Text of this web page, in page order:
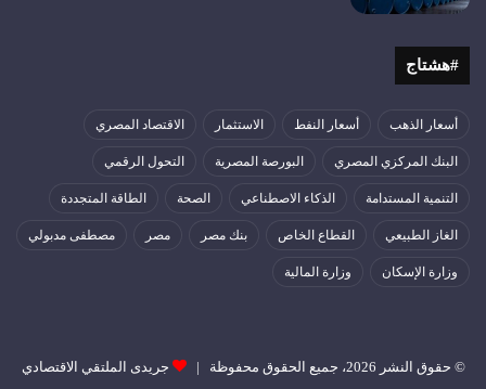
#هشتاج
أسعار الذهب أسعار النفط الاستثمار الاقتصاد المصري
البنك المركزي المصري البورصة المصرية التحول الرقمي
التنمية المستدامة الذكاء الاصطناعي الصحة الطاقة المتجددة
الغاز الطبيعي القطاع الخاص بنك مصر مصر مصطفى مدبولي
وزارة الإسكان وزارة المالية
© حقوق النشر 2026، جميع الحقوق محفوظة | جريدى الملتقي الاقتصادي